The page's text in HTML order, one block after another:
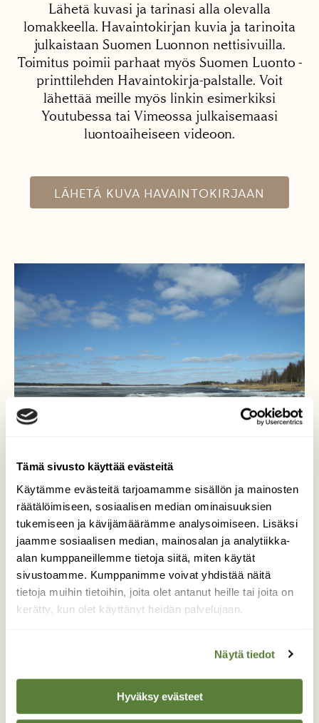
Tämä sivusto käyttää evästeitä
Käytämme evästeitä tarjoamamme sisällön ja mainosten
räätälöimiseen, sosiaalisen median ominaisuuksien
tukemiseen ja kävijämäärämme analysoimiseen. Lisäksi
jaamme sosiaalisen median, mainosalan ja analytiikka-
alan kumppaneillemme tietoja siitä, miten käytät
sivustoamme. Kumppanimme voivat yhdistää näitä
tietoja muihin tietoihin, joita olet antanut heille tai joita on
kerätty, kun olet käyttänyt heidän palvelujaan.
Näytä tiedot
Hyväksy evästeet
Lähetä kuvasi ja tarinasi alla olevalla
lomakkeella. Havaintokirjan kuvia ja tarinoita
julkaistaan Suomen Luonnon nettisivuilla.
Toimitus poimii parhaat myös Suomen Luonto -
printtilehden Havaintokirja-palstalle. Voit
lähettää meille myös linkin esimerkiksi
Youtubessa tai Vimeossa julkaisemaasi
luontoaiheiseen videoon.
LÄHETÄ KUVA HAVAINTOKIRJAAN
Tornionjoen huhtikuinen
jäidenlähtö
Tornionjoen jäät lähtivät poikkeuksellisesti
17.-19.4.2026.
TAKAISIN LISTAAN